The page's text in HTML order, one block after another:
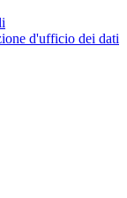
d'ufficio dei dati